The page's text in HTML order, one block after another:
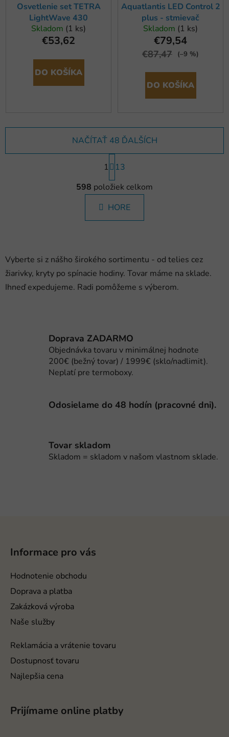
Osvetlenie set TETRA
LightWave 430
Skladom (1 ks)
€53,62
DO KOŠÍKA
Aquatlantis LED Control 2
plus - stmievač
Skladom (1 ks)
€79,54
€87,47 (–9 %)
DO KOŠÍKA
O
v
l
á
d
i
e
p
r
v
ý
p
i
NAČÍTAŤ 48 ĎALŠÍCH
S
t
r
á
n
k
e
1
13
598 položiek celkom
HORE
Vyberte si z nášho širokého sortimentu - od telies cez
žiarivky, kryty po spínacie hodiny. Tovar máme na sklade.
Ihneď expedujeme. Radi pomôžeme s výberom.
Doprava ZADARMO
Objednávka tovaru v minimálnej hodnote
200€ (bežný tovar) / 1999€ (sklo/nadlimit).
Neplatí pre termoboxy.
Odosielame do 48 hodín (pracovné dni).
Tovar skladom
Skladom = skladom v našom vlastnom sklade.
Informace pro vás
Hodnotenie obchodu
Doprava a platba
Zakázková výroba
Naše služby
Reklamácia a vrátenie tovaru
Dostupnosť tovaru
Najlepšia cena
Prijímame online platby